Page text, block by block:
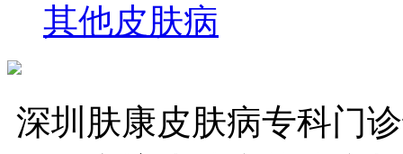
其他皮肤病
深圳肤康皮肤病专科门